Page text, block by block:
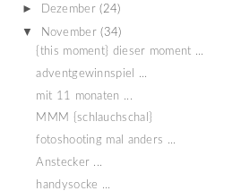
► Dezember (24)
▼ November (34)
{this moment} dieser moment ...
adventgewinnspiel ...
mit 11 monaten ...
MMM {schlauchschal}
fotoshooting mal anders ...
Anstecker ...
handysocke ...